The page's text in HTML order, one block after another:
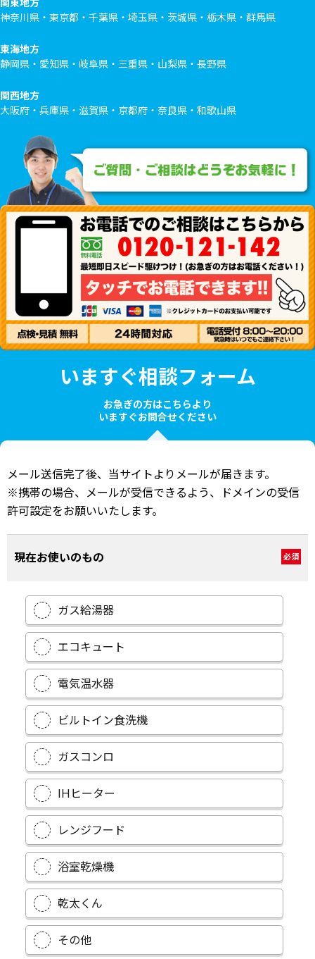
関東地方
神奈川県・東京都・千葉県・埼玉県・茨城県・栃木県・群馬県
東海地方
静岡県・愛知県・岐阜県・三重県・山梨県・長野県
関西地方
大阪府・兵庫県・滋賀県・京都府・奈良県・和歌山県
いますぐ相談フォーム
お急ぎの方はこちらより
いますぐお問合せください
メール送信完了後、当サイトよりメールが届きます。
※携帯の場合、メールが受信できるよう、ドメインの受信
許可設定をお願いいたします。
現在お使いのもの 必須
ガス給湯器
エコキュート
電気温水器
ビルトイン食洗機
ガスコンロ
IHヒーター
レンジフード
浴室乾燥機
乾太くん
その他